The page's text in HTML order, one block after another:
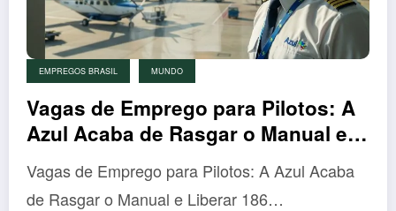
EMPREGOS BRASIL MUNDO
Vagas de Emprego para Pilotos: A
Azul Acaba de Rasgar o Manual e
Liberar 186 Oportunidades que Vão
Sacudir a Aviação
Vagas de Emprego para Pilotos: A Azul Acaba
de Rasgar o Manual e Liberar 186…